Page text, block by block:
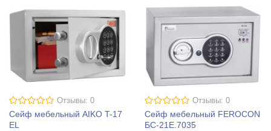
Отзывы: 0
Сейф мебельный AIKO T-17
EL
Отзывы: 0
Сейф мебельный FEROCON
БС-21Е.7035